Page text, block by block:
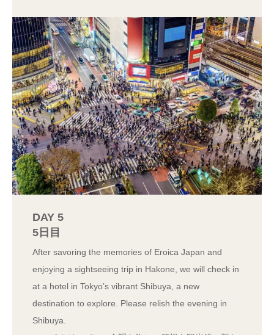
DAY 5
5日目
After savoring the memories of Eroica Japan and
enjoying a sightseeing trip in Hakone, we will check in
at a hotel in Tokyo’s vibrant Shibuya, a new
destination to explore. Please relish the evening in
Shibuya.